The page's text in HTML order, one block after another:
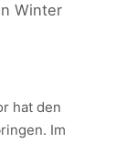
Winter
hat den
Im